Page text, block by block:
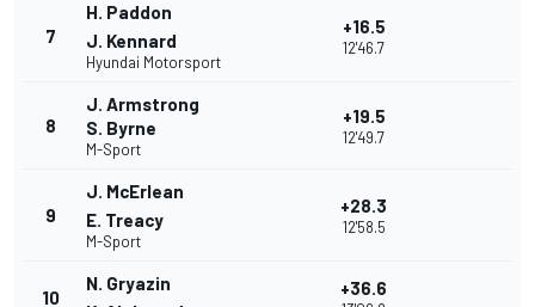
7
H. Paddon
J. Kennard
Hyundai Motorsport
+16.5
12'46.7
8
J. Armstrong
S. Byrne
M-Sport
+19.5
12'49.7
9
J. McErlean
E. Treacy
M-Sport
+28.3
12'58.5
10
N. Gryazin
+36.6